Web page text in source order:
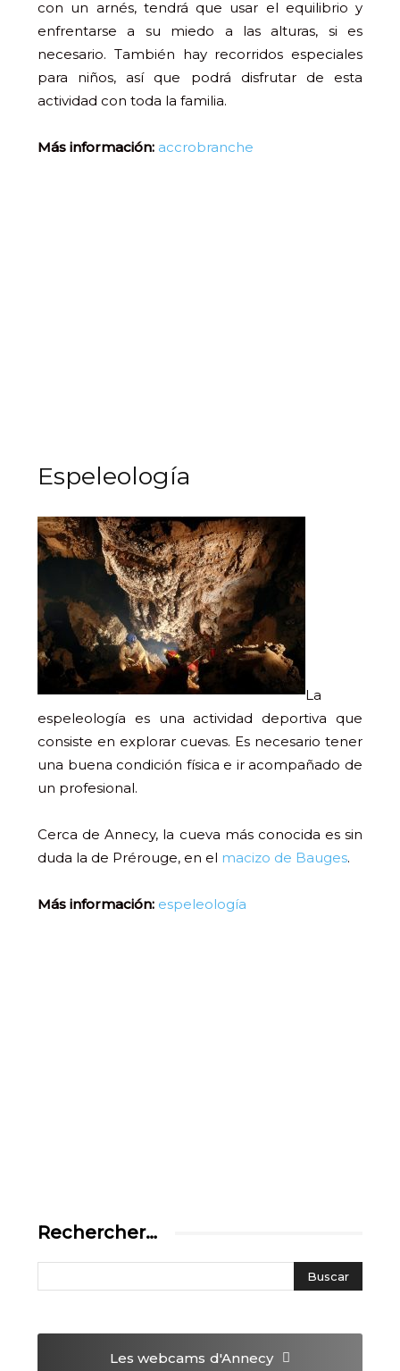
con un arnés, tendrá que usar el equilibrio y
enfrentarse a su miedo a las alturas, si es
necesario. También hay recorridos especiales
para niños, así que podrá disfrutar de esta
actividad con toda la familia.
Más información: accrobranche
Espeleología
La
espeleología es una actividad deportiva que
consiste en explorar cuevas. Es necesario tener
una buena condición física e ir acompañado de
un profesional.
Cerca de Annecy, la cueva más conocida es sin
duda la de Prérouge, en el macizo de Bauges.
Más información: espeleología
Rechercher…
Les webcams d'Annecy